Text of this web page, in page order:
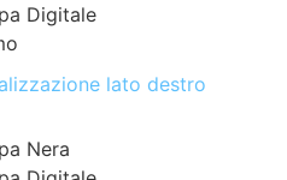
Digitale
lato destro
Nera